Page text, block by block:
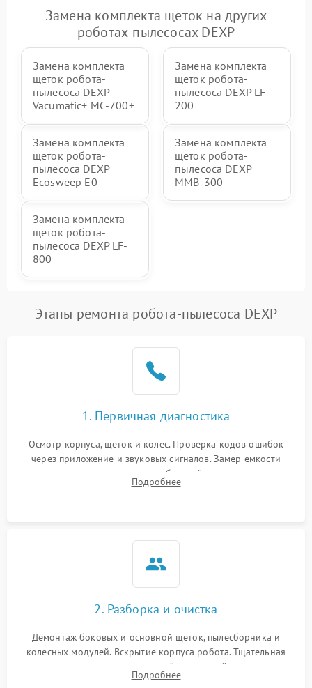
Замена комплекта щеток на других
роботах-пылесосах DEXP
Замена комплекта
щеток робота-
пылесоса DEXP
Vacumatic+ MC-700+
Замена комплекта
щеток робота-
пылесоса DEXP LF-
200
Замена комплекта
щеток робота-
пылесоса DEXP
Ecosweep E0
Замена комплекта
щеток робота-
пылесоса DEXP
MMB-300
Замена комплекта
щеток робота-
пылесоса DEXP LF-
800
Этапы ремонта робота-пылесоса DEXP
1. Первичная диагностика
Осмотр корпуса, щеток и колес. Проверка кодов ошибок
через приложение и звуковых сигналов. Замер емкости
аккумулятора и тестирование базовой станции зарядки.
Оценка работы лидара, бампера и датчиков падения для
Подробнее
2. Разборка и очистка
Демонтаж боковых и основной щеток, пылесборника и
колесных модулей. Вскрытие корпуса робота. Тщательная
очистка внутренних полостей, шестерней и плат от
скопившейся пыли, волос и шерсти животных с
Подробнее